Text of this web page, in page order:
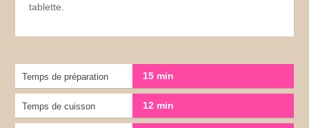
tablette.
Temps de préparation 15 min
Temps de cuisson 12 min